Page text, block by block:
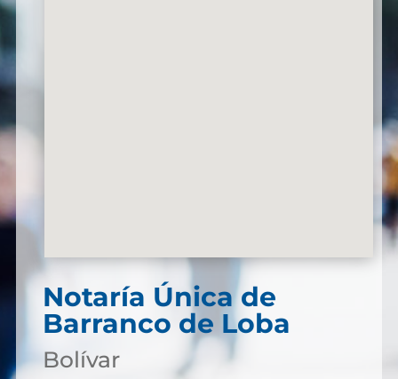
Notaría Única de
Barranco de Loba
Bolívar